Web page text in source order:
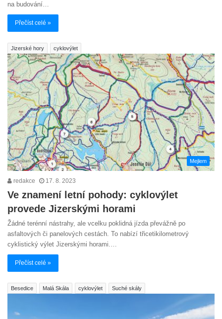
na budování…
Přečíst celé »
Jizerské hory cyklovýlet
Mejlem
redakce 17. 8. 2023
Ve znamení letní pohody: cyklovýlet
provede Jizerskými horami
Žádné terénní nástrahy, ale vcelku poklidná jízda převážně po
asfaltových či panelových cestách. To nabízí třicetikilometrový
cyklistický výlet Jizerskými horami.…
Přečíst celé »
Besedice Malá Skála cyklovýlet Suché skály